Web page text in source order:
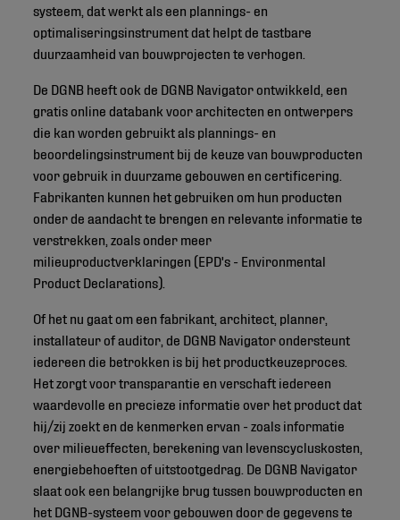
systeem, dat werkt als een plannings- en
optimaliseringsinstrument dat helpt de tastbare
duurzaamheid van bouwprojecten te verhogen.
De DGNB heeft ook de DGNB Navigator ontwikkeld, een
gratis online databank voor architecten en ontwerpers
die kan worden gebruikt als plannings- en
beoordelingsinstrument bij de keuze van bouwproducten
voor gebruik in duurzame gebouwen en certificering.
Fabrikanten kunnen het gebruiken om hun producten
onder de aandacht te brengen en relevante informatie te
verstrekken, zoals onder meer
milieuproductverklaringen (EPD's - Environmental
Product Declarations).
Of het nu gaat om een fabrikant, architect, planner,
installateur of auditor, de DGNB Navigator ondersteunt
iedereen die betrokken is bij het productkeuzeproces.
Het zorgt voor transparantie en verschaft iedereen
waardevolle en precieze informatie over het product dat
hij/zij zoekt en de kenmerken ervan - zoals informatie
over milieueffecten, berekening van levenscycluskosten,
energiebehoeften of uitstootgedrag. De DGNB Navigator
slaat ook een belangrijke brug tussen bouwproducten en
het DGNB-systeem voor gebouwen door de gegevens te